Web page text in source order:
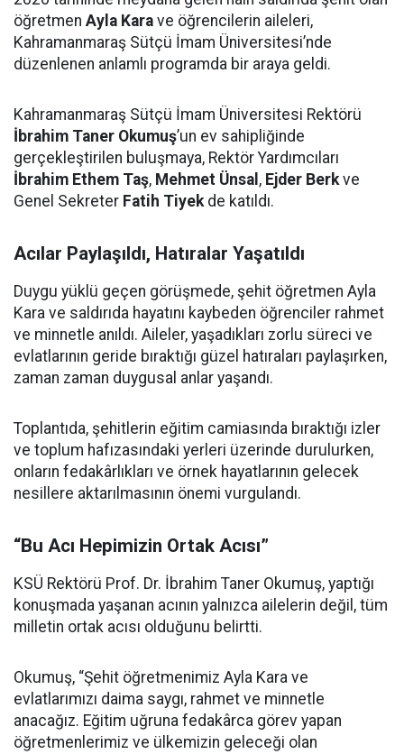
öğretmen Ayla Kara ve öğrencilerin aileleri,
Kahramanmaraş Sütçü İmam Üniversitesi’nde
düzenlenen anlamlı programda bir araya geldi.
Kahramanmaraş Sütçü İmam Üniversitesi Rektörü
İbrahim Taner Okumuş’un ev sahipliğinde
gerçekleştirilen buluşmaya, Rektör Yardımcıları
İbrahim Ethem Taş, Mehmet Ünsal , Ejder Berkve
Genel Sekreter Fatih Tiyekde katıldı.
Acılar Paylaşıldı, Hatıralar Yaşatıldı
Duygu yüklü geçen görüşmede, şehit öğretmen Ayla
Kara ve saldırıda hayatını kaybeden öğrenciler rahmet
ve minnetle anıldı. Aileler, yaşadıkları zorlu süreci ve
evlatlarının geride bıraktığı güzel hatıraları paylaşırken,
zaman zaman duygusal anlar yaşandı.
Toplantıda, şehitlerin eğitim camiasında bıraktığı izler
ve toplum hafızasındaki yerleri üzerinde durulurken,
onların fedakârlıkları ve örnek hayatlarının gelecek
nesillere aktarılmasının önemi vurgulandı.
“Bu Acı Hepimizin Ortak Acısı”
KSÜ Rektörü Prof. Dr. İbrahim Taner Okumuş, yaptığı
konuşmada yaşanan acının yalnızca ailelerin değil, tüm
milletin ortak acısı olduğunu belirtti.
Okumuş, “Şehit öğretmenimiz Ayla Kara ve
evlatlarımızı daima saygı, rahmet ve minnetle
anacağız. Eğitim uğruna fedakârca görev yapan
öğretmenlerimiz ve ülkemizin geleceği olan